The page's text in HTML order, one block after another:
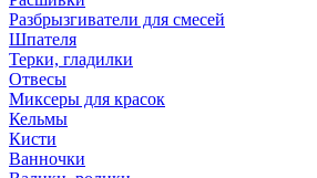
Разбрызгиватели для смесей
Шпателя
Терки, гладилки
Отвесы
Миксеры для красок
Кельмы
Кисти
Ванночки